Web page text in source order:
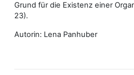
Grund für die Existenz einer
23).
Autorin: Lena Panhuber